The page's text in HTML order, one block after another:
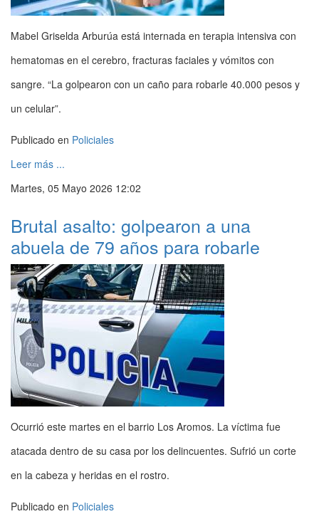
Mabel Griselda Arburúa está internada en terapia intensiva con
hematomas en el cerebro, fracturas faciales y vómitos con
sangre. “La golpearon con un caño para robarle 40.000 pesos y
un celular”.
Publicado en Policiales
Leer más ...
Martes, 05 Mayo 2026 12:02
Brutal asalto: golpearon a una
abuela de 79 años para robarle
Ocurrió este martes en el barrio Los Aromos. La víctima fue
atacada dentro de su casa por los delincuentes. Sufrió un corte
en la cabeza y heridas en el rostro.
Publicado en Policiales